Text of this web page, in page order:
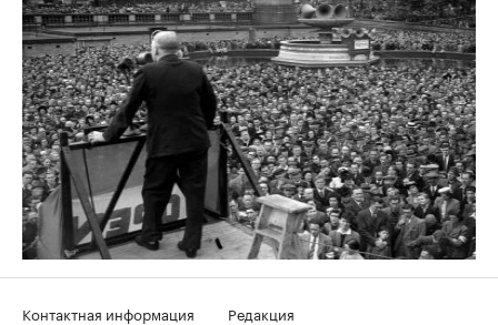
Контактная информация
Редакция